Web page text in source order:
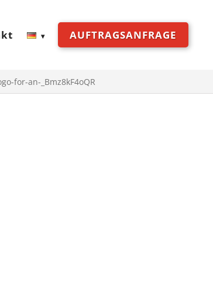
AUFTRAGSANFRAGE
for-an-_Bmz8kF4oQR